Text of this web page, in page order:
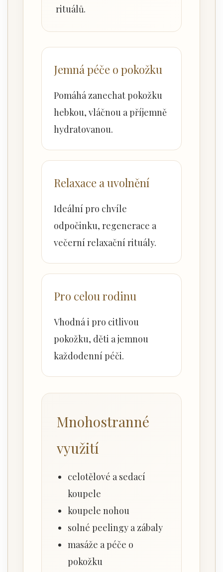
rituálů.
Jemná péče o pokožku
Pomáhá zanechat pokožku
hebkou, vláčnou a příjemně
hydratovanou.
Relaxace a uvolnění
Ideální pro chvíle
odpočinku, regenerace a
večerní relaxační rituály.
Pro celou rodinu
Vhodná i pro citlivou
pokožku, děti a jemnou
každodenní péči.
Mnohostranné
využití
celotělové a sedací
koupele
koupele nohou
solné peelingy a zábaly
masáže a péče o
pokožku